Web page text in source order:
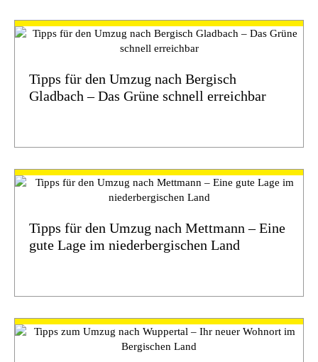
Tipps für den Umzug nach Bergisch
Gladbach – Das Grüne schnell erreichbar
Tipps für den Umzug nach Mettmann – Eine
gute Lage im niederbergischen Land